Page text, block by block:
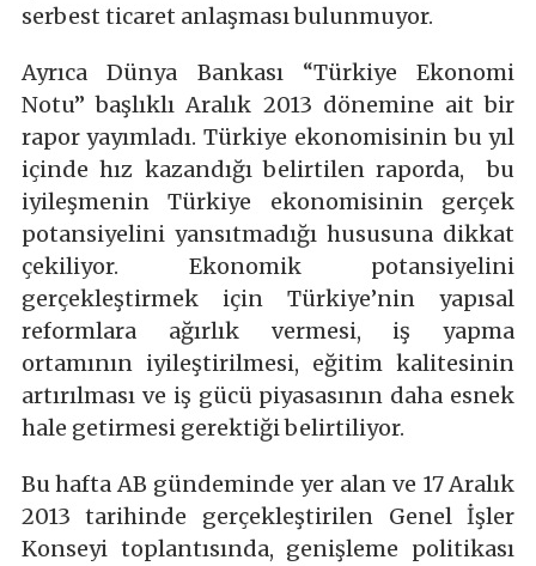
serbest ticaret anlaşması bulunmuyor.
Ayrıca Dünya Bankası “Türkiye Ekonomi
Notu” başlıklı Aralık 2013 dönemine ait bir
rapor yayımladı. Türkiye ekonomisinin bu yıl
içinde hız kazandığı belirtilen raporda, bu
iyileşmenin Türkiye ekonomisinin gerçek
potansiyelini yansıtmadığı hususuna dikkat
çekiliyor. Ekonomik potansiyelini
gerçekleştirmek için Türkiye’nin yapısal
reformlara ağırlık vermesi, iş yapma
ortamının iyileştirilmesi, eğitim kalitesinin
artırılması ve iş gücü piyasasının daha esnek
hale getirmesi gerektiği belirtiliyor.
Bu hafta AB gündeminde yer alan ve 17 Aralık
2013 tarihinde gerçekleştirilen Genel İşler
Konseyi toplantısında, genişleme politikası